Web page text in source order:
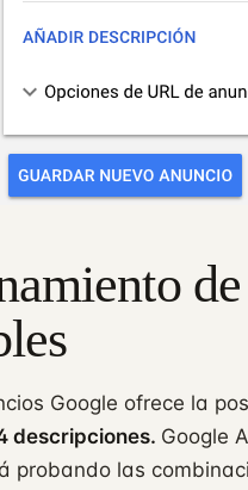
Google ofrece la
descripciones. Google
probando las